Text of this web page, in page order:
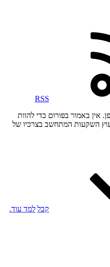
RSS
אין באמור בפורום כדי להוות
השקעות המתחשב בצרכיו של
קבל למד עוד.